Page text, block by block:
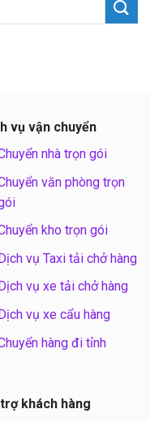
vụ vận chuyển
nhà trọn gói
văn phòng trọn
kho trọn gói
vụ Taxi tải chở hàng
Dịch vụ xe tải chở hàng
vụ xe cẩu hàng
hàng đi tỉnh
trợ khách hàng